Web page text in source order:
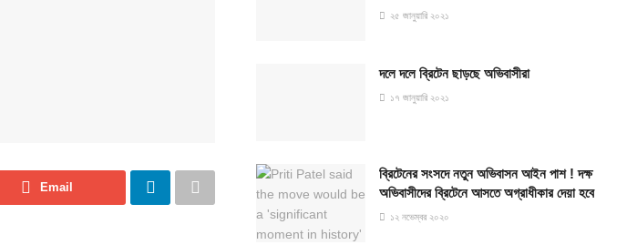
Email
২৫ জানুয়ারি ২০২১
দলে দলে ব্রিটেন ছাড়ছে অভিবাসীরা
১৭ জানুয়ারি ২০২১
ব্রিটেনের সংসদে নতুন অভিবাসন আইন পাশ ! দক্ষ
অভিবাসীদের ব্রিটেনে আসতে অগ্রাধীকার দেয়া হবে
১২ নভেম্বর ২০২০